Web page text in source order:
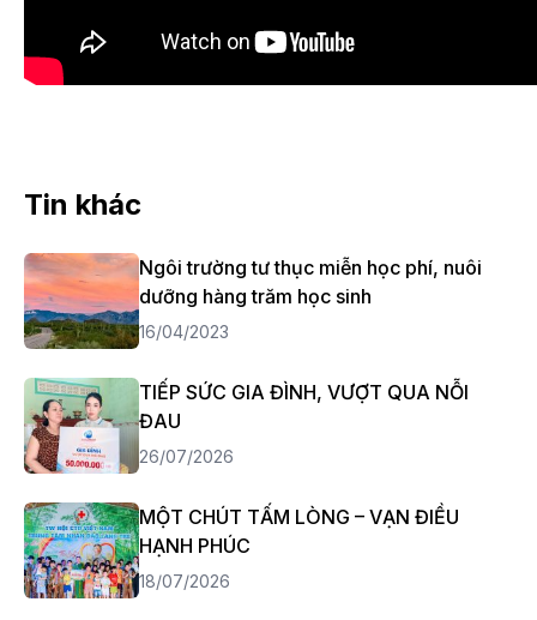
Tin khác
Ngôi trường tư thục miễn học phí, nuôi
dưỡng hàng trăm học sinh
16/04/2023
TIẾP SỨC GIA ĐÌNH, VƯỢT QUA NỖI
ĐAU
26/07/2026
MỘT CHÚT TẤM LÒNG – VẠN ĐIỀU
HẠNH PHÚC
18/07/2026